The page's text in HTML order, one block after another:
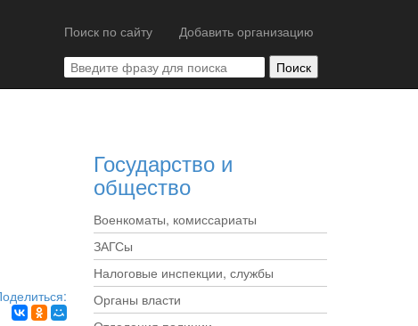
Поиск по сайту Добавить организацию
Государство и
общество
Военкоматы, комиссариаты
ЗАГСы
Налоговые инспекции, службы
Органы власти